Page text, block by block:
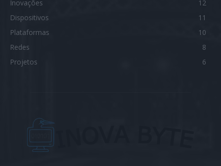
Inovações
12
Dispositivos
11
Plataformas
10
Redes
8
Projetos
6